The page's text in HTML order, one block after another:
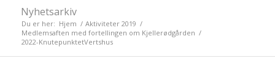
Nyhetsarkiv
Du er her: Hjem / Aktiviteter 2019 /
Medlemsaften med fortellingen om Kjellerødgården /
2022-KnutepunktetVertshus